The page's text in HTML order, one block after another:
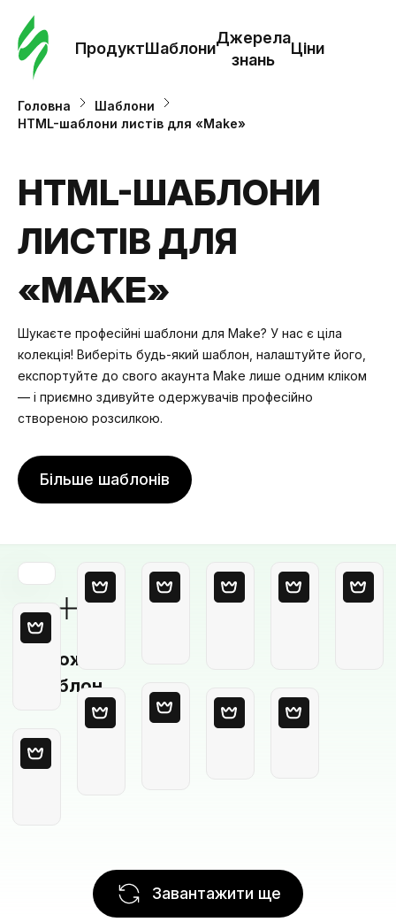
ПродуктШаблони
Джерела
знань
Ціни
Головна
Шаблони
HTML-шаблони листів для «Make»
HTML-ШАБЛОНИ
ЛИСТІВ ДЛЯ
«MAKE»
Шукаєте професійні шаблони для Make? У нас є ціла
колекція! Виберіть будь-який шаблон, налаштуйте його,
експортуйте до свого акаунта Make лише одним кліком
— і приємно здивуйте одержувачів професійно
створеною розсилкою.
Більше шаблонів
Порожній
шаблон
Завантажити ще